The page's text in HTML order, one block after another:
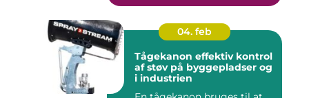
04. feb
Tågekanon effektiv kontrol
af støv på byggepladser og
i industrien